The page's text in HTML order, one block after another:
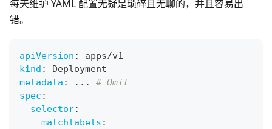
每天维护 YAML 配置无疑是琐碎且无聊的，并且容易出
错。
apiVersion :
apps/v1
kind :
Deployment
metadata : ...
# Omit
spec :
selector:
matchlabels :